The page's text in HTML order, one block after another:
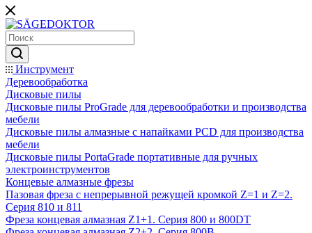
Инструмент
Деревообработка
Дисковые пилы
Дисковые пилы ProGrade для деревообработки и производства
мебели
Дисковые пилы алмазные с напайками PCD для производства
мебели
Дисковые пилы PortaGrade портативные для ручных
электроинструментов
Концевые алмазные фрезы
Пазовая фреза с непрерывной режущей кромкой Z=1 и Z=2.
Серия 810 и 811
Фреза концевая алмазная Z1+1. Серия 800 и 800DT